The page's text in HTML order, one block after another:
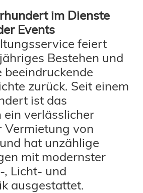
im Dienste
Events
feiert
Bestehen und
beeindruckende
zurück. Seit einem
ist das
ein verlässlicher
Vermietung von
hat unzählige
mit modernster
, Licht- und
ausgestattet.